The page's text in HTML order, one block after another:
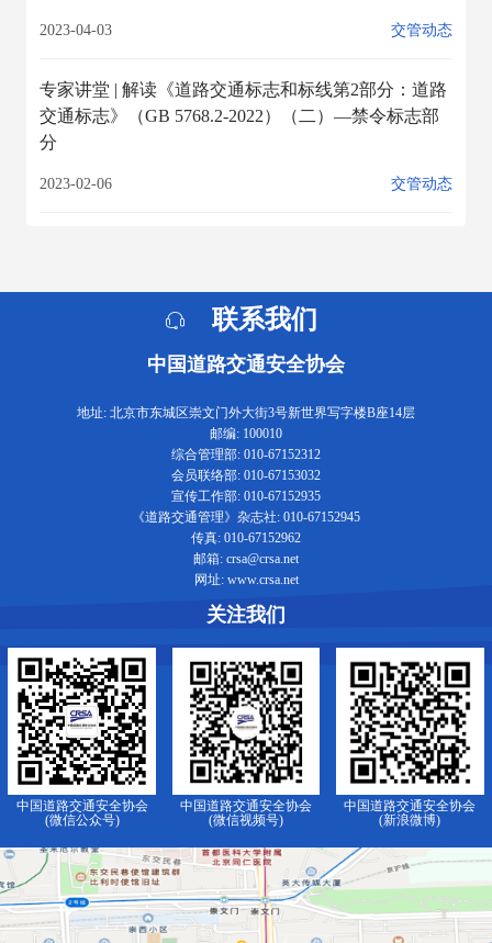
2023-04-03 交管动态
专家讲堂 | 解读《道路交通标志和标线第2部分：道路
交通标志》（GB 5768.2-2022）（二）—禁令标志部
分
2023-02-06 交管动态
联系我们
中国道路交通安全协会
地址: 北京市东城区崇文门外大街3号新世界写字楼B座14层
邮编: 100010
综合管理部: 010-67152312
会员联络部: 010-67153032
宣传工作部: 010-67152935
《道路交通管理》杂志社: 010-67152945
传真: 010-67152962
邮箱: crsa@crsa.net
网址: www.crsa.net
关注我们
中国道路交通安全协会
(微信公众号)
中国道路交通安全协会
(微信视频号)
中国道路交通安全协会
(新浪微博)